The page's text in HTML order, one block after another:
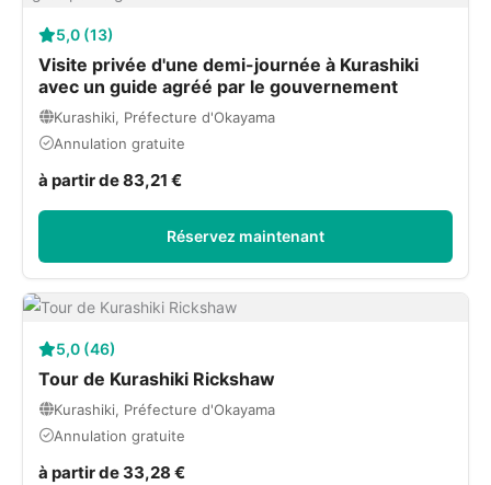
5,0 (13)
Visite privée d'une demi-journée à Kurashiki
avec un guide agréé par le gouvernement
Kurashiki, Préfecture d'Okayama
Annulation gratuite
à partir de 83,21 €
Réservez maintenant
5,0 (46)
Tour de Kurashiki Rickshaw
Kurashiki, Préfecture d'Okayama
Annulation gratuite
à partir de 33,28 €